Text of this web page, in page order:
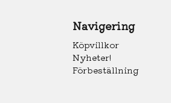
Navigering
Köpvillkor
Nyheter!
Förbeställning